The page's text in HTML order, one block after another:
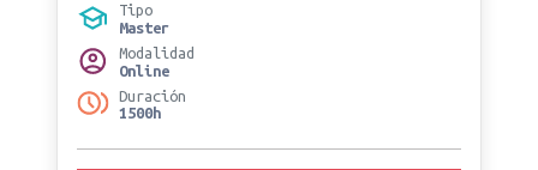
Tipo
Master
Modalidad
Online
Duración
1500h